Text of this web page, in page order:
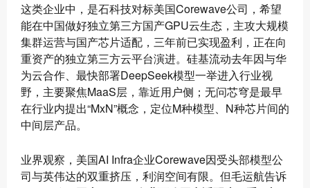
这类企业中，是石科技对标美国Corewave公司，希望
能在中国做好独立第三方国产GPU云生态，主攻大规模
集群运营与国产芯片适配，三年前已实现盈利，正在向
重资产的独立第三方云平台演进。硅基流动去年因与华
为云合作、最快部署DeepSeek模型一举进入行业视
野，主要聚焦MaaS层，靠近用户侧；无问芯穹是最早
在行业内提出“MxN”概念，定位M种模型、N种芯片间的
中间层产品。
业界观察，美国AI Infra企业Corewave因受头部模型公
司与英伟达的双重挤压，利润空间有限。但毛运航告诉